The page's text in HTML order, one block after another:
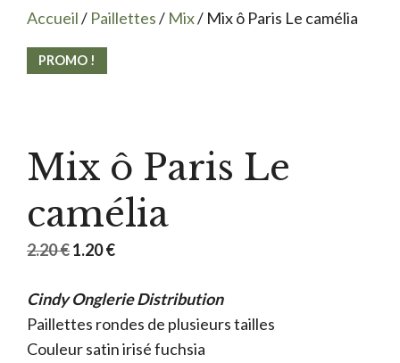
Accueil/ Paillettes/ Mix/ Mix ô Paris Le camélia
PROMO !
Mix ô Paris Le
camélia
2.20€Le
initial
était :
2.20 €.
1.20€Le
actuel
est :
1.20 €.
Cindy Onglerie Distribution
Paillettes rondes de plusieurs tailles
Couleur satin irisé fuchsia